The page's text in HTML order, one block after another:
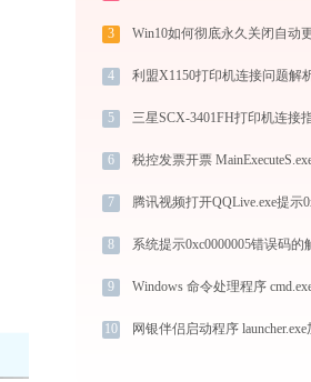
3
4 利盟X1150打印机连接问题解
5 三星SCX-3401FH打印机连接
6
7
8 系统提示0xc0000005错误码的
9
10